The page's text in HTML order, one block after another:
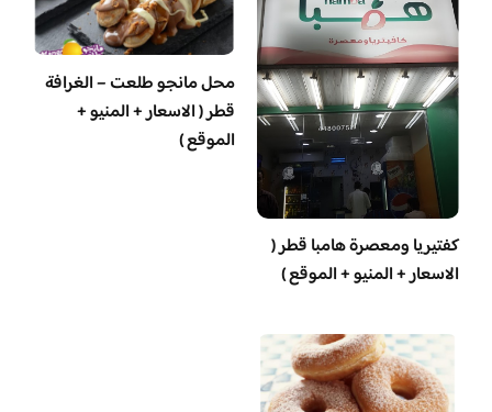
‏كفتيريا ومعصرة هامبا قطر (
الاسعار + المنيو + الموقع )
محل مانجو طلعت – الغرافة
قطر ( الاسعار + المنيو +
الموقع )